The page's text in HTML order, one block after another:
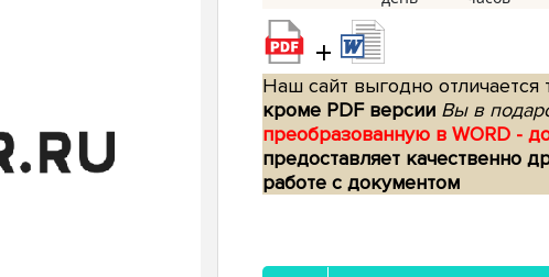
+
Наш сайт выгодно отличается
кроме PDF версии Вы в
преобразованную в WORD -
предоставляет качественно
работе с документом